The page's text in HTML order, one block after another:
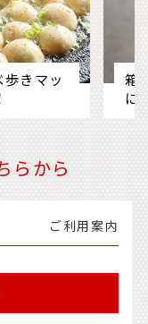
きマッ
箱
に
らから
ご利用案内